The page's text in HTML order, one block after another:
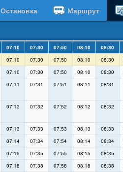
Остановка Маршрут
07:10 07:30 07:50 08:10 08:30
07:10 07:30 07:50 08:10 08:30
07:10 07:30 07:50 08:10 08:30
07:11 07:31 07:51 08:11 08:31
07:12 07:32 07:52 08:12 08:32
07:13 07:33 07:53 08:13 08:33
07:14 07:34 07:54 08:14 08:34
07:15 07:35 07:55 08:15 08:35
07:18 07:38 07:58 08:18 08:38